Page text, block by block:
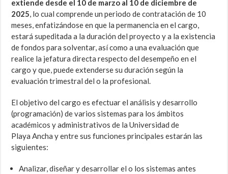
extiende desde el 10 de marzo al 10 de diciembre de
2025, lo cual comprende un periodo de contratación de 10
meses, enfatizándose en que la permanencia en el cargo,
estará supeditada a la duración del proyecto y a la existencia
de fondos para solventar, así como a una evaluación que
realice la jefatura directa respecto del desempeño en el
cargo y que, puede extenderse su duración según la
evaluación trimestral del o la profesional.
El objetivo del cargo es efectuar el análisis y desarrollo
(programación) de varios sistemas para los ámbitos
académicos y administrativos de la Universidad de
Playa Ancha y entre sus funciones principales estarán las
siguientes:
Analizar, diseñar y desarrollar el o los sistemas antes